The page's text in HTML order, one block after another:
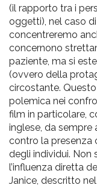
(il rapporto tra i
oggetti), nel caso di
concentreremo
concernono
paziente, ma si
(ovvero della
circostante.
polemica nei
film in particolare,
inglese, da sempre
contro la presenza
degli individui. Non
l’influenza diretta
Janice, descritto